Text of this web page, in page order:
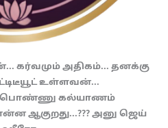
அதிகம்... தனக்கு
உள்ளவன்...
பொண்ணு கல்யாணம்
ஆகுறது...??? அனு ஜெய்